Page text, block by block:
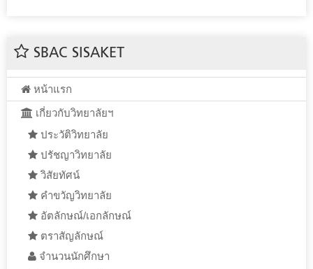
SBAC SISAKET
หน้าแรก
เกี่ยวกับวิทยาลัยฯ
ประวัติวิทยาลัย
ปรัชญาวิทยาลัย
วิสัยทัศน์
คำขวัญวิทยาลัย
อัตลักษณ์/เอกลักษณ์
ตราสัญลักษณ์
จำนวนนักศึกษา